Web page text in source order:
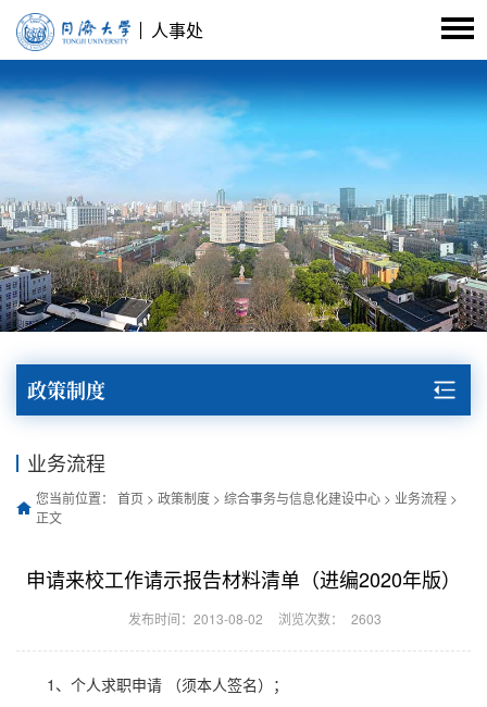
人事处
政策制度
业务流程
您当前位置： 首页 > 政策制度 > 综合事务与信息化建设中心 > 业务流程 >
正文
申请来校工作请示报告材料清单（进编2020年版）
发布时间：2013-08-02 浏览次数： 2603
1、个人求职申请 （须本人签名）；